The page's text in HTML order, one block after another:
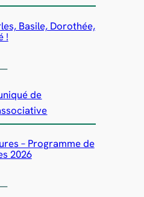
Basile, Dorothée,
!
de
– Programme de
2026